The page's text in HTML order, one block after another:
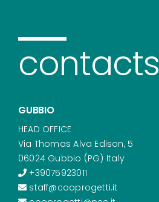
contacts
GUBBIO
HEAD OFFICE
Via Thomas Alva Edison, 5
06024 Gubbio (PG) Italy
+39075923011
staff@cooprogetti.it